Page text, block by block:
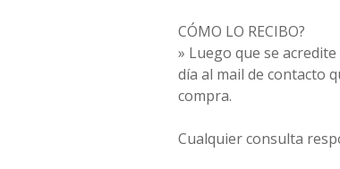
CÓMO LO RECIBO?
» Luego que se
día al mail de contacto
compra.
Cualquier consulta